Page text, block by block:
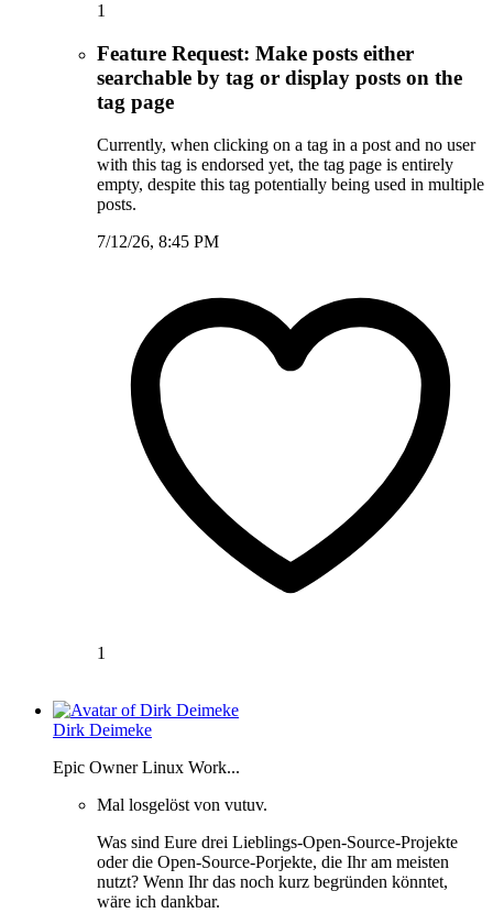
1
Feature Request: Make posts either
searchable by tag or display posts on the
tag page
Currently, when clicking on a tag in a post and no user
with this tag is endorsed yet, the tag page is entirely
empty, despite this tag potentially being used in multiple
posts.
7/12/26, 8:45 PM
1
Dirk Deimeke
Epic Owner Linux Work...
Mal losgelöst von vutuv.
Was sind Eure drei Lieblings-Open-Source-Projekte
oder die Open-Source-Porjekte, die Ihr am meisten
nutzt? Wenn Ihr das noch kurz begründen könntet,
wäre ich dankbar.